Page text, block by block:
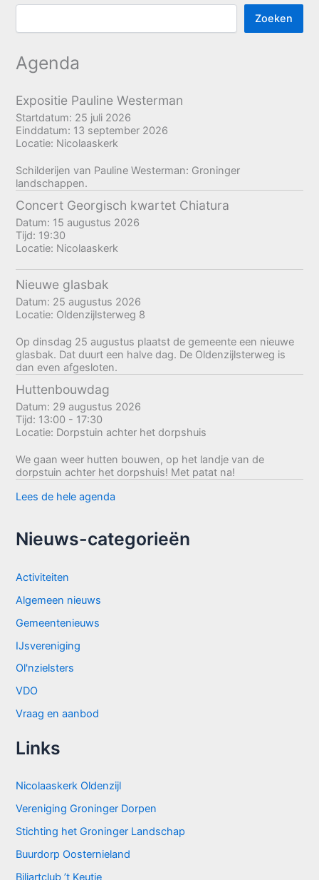
Zoeken
Agenda
Expositie Pauline Westerman
Startdatum: 25 juli 2026
Einddatum: 13 september 2026
Locatie: Nicolaaskerk
Schilderijen van Pauline Westerman: Groninger
landschappen.
Concert Georgisch kwartet Chiatura
Datum: 15 augustus 2026
Tijd: 19:30
Locatie: Nicolaaskerk
Nieuwe glasbak
Datum: 25 augustus 2026
Locatie: Oldenzijlsterweg 8
Op dinsdag 25 augustus plaatst de gemeente een nieuwe
glasbak. Dat duurt een halve dag. De Oldenzijlsterweg is
dan even afgesloten.
Huttenbouwdag
Datum: 29 augustus 2026
Tijd: 13:00 - 17:30
Locatie: Dorpstuin achter het dorpshuis
We gaan weer hutten bouwen, op het landje van de
dorpstuin achter het dorpshuis! Met patat na!
Lees de hele agenda
Nieuws-categorieën
Activiteiten
Algemeen nieuws
Gemeentenieuws
IJsvereniging
Ol'nzielsters
VDO
Vraag en aanbod
Links
Nicolaaskerk Oldenzijl
Vereniging Groninger Dorpen
Stichting het Groninger Landschap
Buurdorp Oosternieland
Biljartclub ’t Keutje